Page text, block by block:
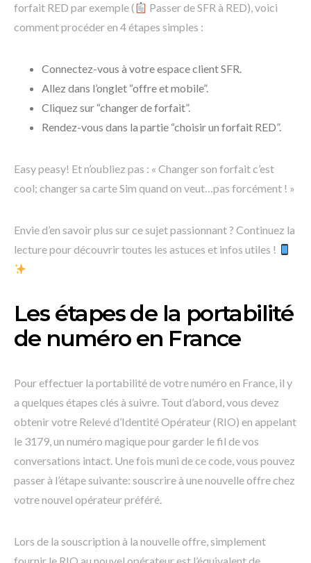
forfait RED par exemple (
Passer de SFR à RED), voici
comment procéder en 4 étapes simples :
Connectez-vous à votre espace client SFR.
Allez dans l’onglet “offre et mobile”.
Cliquez sur “changer de forfait”.
Rendez-vous dans la partie “choisir un forfait RED”.
Easy peasy! Et n’oubliez pas : « Changer son forfait c’est
cool; changer sa carte Sim quand on veut…pas forcément ! »
Envie d’en savoir plus sur ce sujet passionnant ? Continuez la
lecture pour découvrir toutes les astuces et infos utiles !
Les étapes de la portabilité
de numéro en France
Pour effectuer la portabilité de votre numéro en France, il y
a quelques étapes clés à suivre. Tout d’abord, vous devez
obtenir votre Relevé d’Identité Opérateur (RIO) en appelant
le 3179, un numéro magique pour garder le fil de vos
conversations intact. Une fois muni de ce code, vous pouvez
passer à l’étape suivante: souscrire à une nouvelle offre chez
votre nouvel opérateur préféré.
Lors de la souscription à la nouvelle offre, simplement